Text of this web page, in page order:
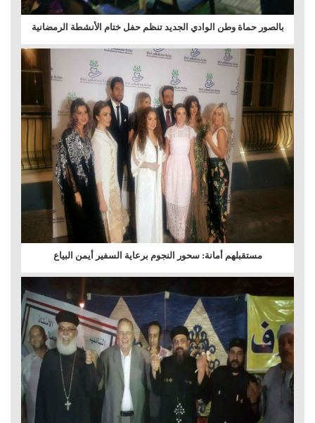
بالصور حماة وطن الوادي الجديد تنظم حفل ختام الأنشطة الرمضانية
مستقبلهم أمانة: سحور النجوم برعاية السفير أيمن البياع